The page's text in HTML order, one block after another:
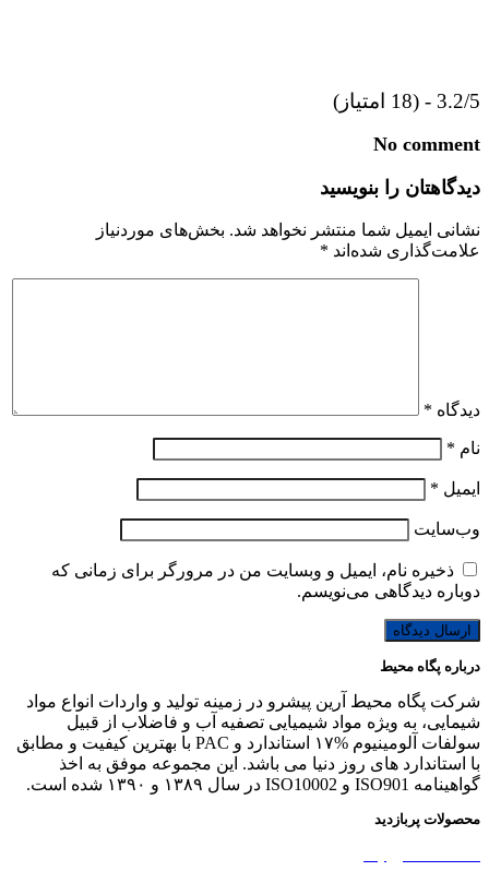
3.2/5 - (18 امتیاز)
No comment
دیدگاهتان را بنویسید
نشانی ایمیل شما منتشر نخواهد شد. بخش‌های موردنیاز
علامت‌گذاری شده‌اند *
دیدگاه *
نام *
ایمیل *
وب‌سایت
ذخیره نام، ایمیل و وبسایت من در مرورگر برای زمانی که
دوباره دیدگاهی می‌نویسم.
درباره پگاه محیط
شرکت پگاه محیط آرین پیشرو در زمینه تولید و واردات انواع مواد
شیمایی، به ویژه مواد شیمیایی تصفیه آب و فاضلاب از قبیل
سولفات آلومینیوم %۱۷ استاندارد و PAC با بهترین کیفیت و مطابق
با استاندارد های روز دنیا می باشد. این مجموعه موفق به اخذ
گواهینامه ISO901 و ISO10002 در سال ۱۳۸۹ و ۱۳۹۰ شده است.
محصولات پربازدید